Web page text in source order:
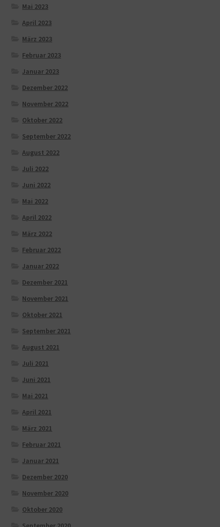
Mai 2023
April 2023
März 2023
Februar 2023
Januar 2023
Dezember 2022
November 2022
Oktober 2022
September 2022
August 2022
Juli 2022
Juni 2022
Mai 2022
April 2022
März 2022
Februar 2022
Januar 2022
Dezember 2021
November 2021
Oktober 2021
September 2021
August 2021
Juli 2021
Juni 2021
Mai 2021
April 2021
März 2021
Februar 2021
Januar 2021
Dezember 2020
November 2020
Oktober 2020